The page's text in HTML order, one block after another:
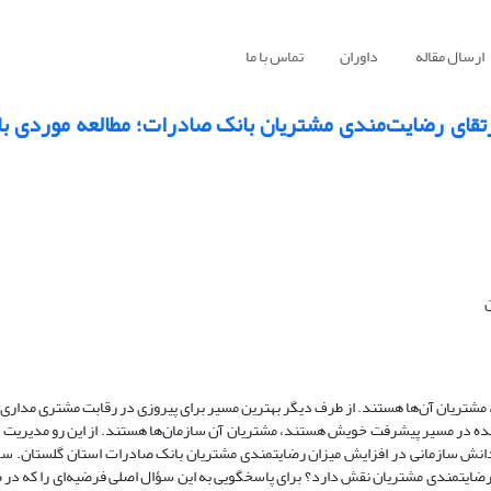
ارسال مقاله داوران تماس با ما
رضایت‌مندی مشتریان بانک صادرات؛ مطالعه موردی
مشتریان آن‌ها هستند. از طرف دیگر بهترین مسیر برای پیروزی در رقابت مشتری
در مسیر پیشرفت خویش هستند، مشتریان آن سازمان‌ها هستند. از این رو
در افزایش میزان رضایتمندی مشتریان بانک صادرات استان گلستان.
مشتریان نقش دارد؟ برای پاسخگویی به این سؤال اصلی فرضیه‌ای را که